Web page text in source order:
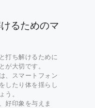
るためのマ
打ち解けるために
が大切です。
、スマートフォン
したり体を揺らし
う。
好印象を与えま